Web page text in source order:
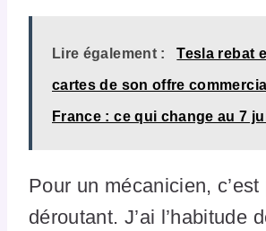
Lire également : Tesla rebat
cartes de son offre
France : ce qui change au 7
Pour un mécanicien, c’est
déroutant. J’ai l’habitude